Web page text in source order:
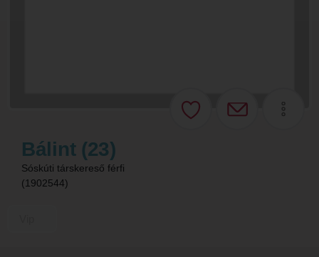
Bálint (23)
Sóskúti társkereső férfi
(1902544)